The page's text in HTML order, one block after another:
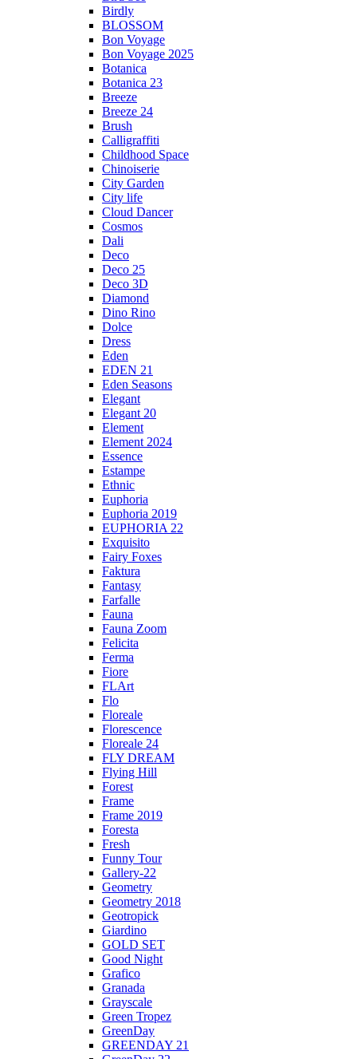
Birdly
BLOSSOM
Bon Voyage
Bon Voyage 2025
Botanica
Botanica 23
Breeze
Breeze 24
Brush
Calligraffiti
Childhood Space
Chinoiserie
City Garden
City life
Cloud Dancer
Cosmos
Dali
Deco
Deco 25
Deco 3D
Diamond
Dino Rino
Dolce
Dress
Eden
EDEN 21
Eden Seasons
Elegant
Elegant 20
Element
Element 2024
Essence
Estampe
Ethnic
Euphoria
Euphoria 2019
EUPHORIA 22
Exquisito
Fairy Foxes
Faktura
Fantasy
Farfalle
Fauna
Fauna Zoom
Felicita
Ferma
Fiore
FLArt
Flo
Floreale
Florescence
Floreale 24
FLY DREAM
Flying Hill
Forest
Frame
Frame 2019
Foresta
Fresh
Funny Tour
Gallery-22
Geometry
Geometry 2018
Geotropick
Giardino
GOLD SET
Good Night
Grafico
Granada
Grayscale
Green Tropez
GreenDay
GREENDAY 21